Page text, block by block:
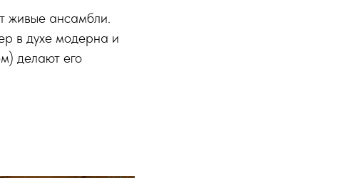
живые ансамбли.
в духе модерна и
делают его